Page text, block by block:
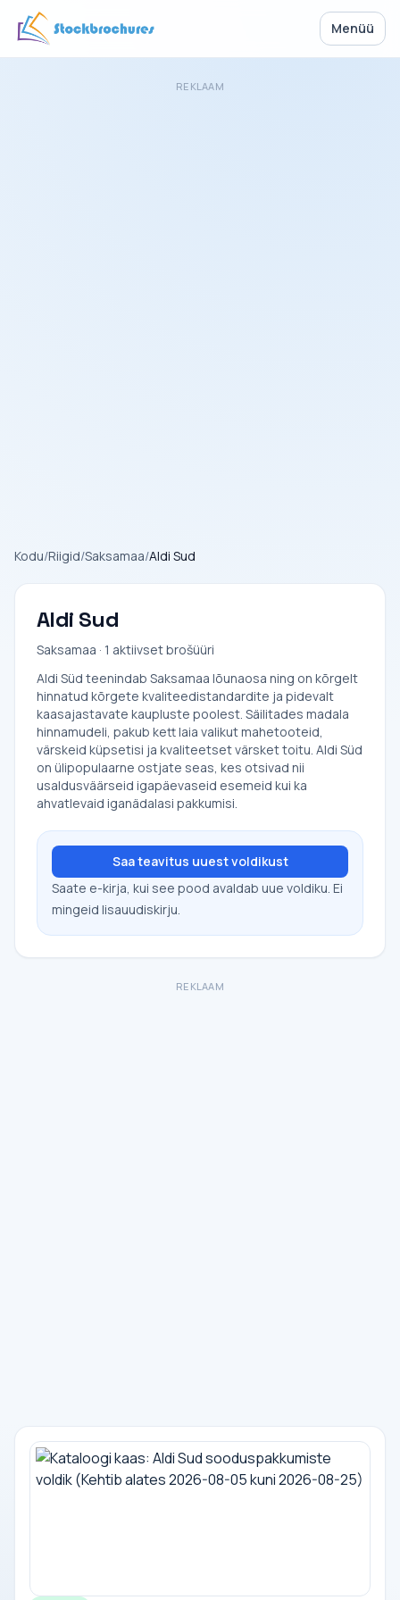
Menüü
REKLAAM
Kodu/Riigid/Saksamaa/Aldi Sud
Aldi Sud
Saksamaa · 1 aktiivset brošüüri
Aldi Süd teenindab Saksamaa lõunaosa ning on kõrgelt
hinnatud kõrgete kvaliteedistandardite ja pidevalt
kaasajastavate kaupluste poolest. Säilitades madala
hinnamudeli, pakub kett laia valikut mahetooteid,
värskeid küpsetisi ja kvaliteetset värsket toitu. Aldi Süd
on ülipopulaarne ostjate seas, kes otsivad nii
usaldusväärseid igapäevaseid esemeid kui ka
ahvatlevaid iganädalasi pakkumisi.
Saa teavitus uuest voldikust
Saate e-kirja, kui see pood avaldab uue voldiku. Ei
mingeid lisauudiskirju.
REKLAAM